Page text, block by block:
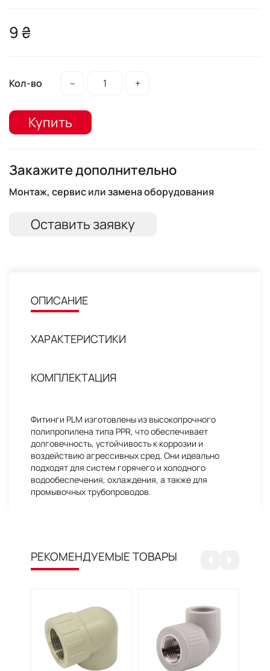
9 ₴
Кол-во – +
Купить
Закажите дополнительно
Монтаж, сервис или замена оборудования
Оставить заявку
ОПИСАНИЕ
ХАРАКТЕРИСТИКИ
КОМПЛЕКТАЦИЯ
Фитинги PLM изготовлены из высокопрочного
полипропилена типа PPR, что обеспечивает
долговечность, устойчивость к коррозии и
воздействию агрессивных сред. Они идеально
подходят для систем горячего и холодного
водообеспечения, охлаждения, а также для
промывочных трубопроводов.
РЕКОМЕНДУЕМЫЕ ТОВАРЫ